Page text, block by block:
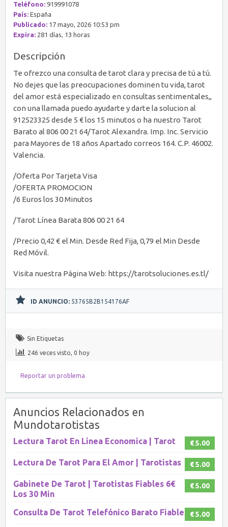
Teléfono: 919991078
País: España
Publicado: 17 mayo, 2026 10:53 pm
Expira: 281 días, 13 horas
Descripción
Te ofrezco una consulta de tarot clara y precisa de tú a tú.
No dejes que las preocupaciones dominen tu vida, tarot
del amor está especializado en consultas sentimentales,,
con una llamada puedo ayudarte y darte la solucion al
912523325 desde 5 € los 15 minutos o ha nuestro Tarot
Barato al 806 00 21 64/Tarot Alexandra. Imp. Inc. Servicio
para Mayores de 18 años Apartado correos 164. C.P. 46002.
Valencia.
/Oferta Por Tarjeta Visa
/OFERTA PROMOCION
/6 Euros los 30 Minutos
/Tarot Línea Barata 806 00 21 64
/Precio 0,42 € el Min. Desde Red Fija, 0,79 el Min Desde
Red Móvil.
Visita nuestra Página Web: https://tarotsoluciones.es.tl/
ID ANUNCIO: 53765B2B154176AF
Sin Etiquetas
246 veces visto, 0 hoy
Reportar un problema
Anuncios Relacionados en
Mundotarotistas
€ 5.00
Lectura Tarot En Línea Economica | Tarot
€ 5.00
Lectura De Tarot Para El Amor | Tarotistas
€ 5.00
Gabinete De Tarot | Tarotistas Fiables 6€
Los 30 Min
€ 5.00
Consulta De Tarot Telefónico Barato Fiable